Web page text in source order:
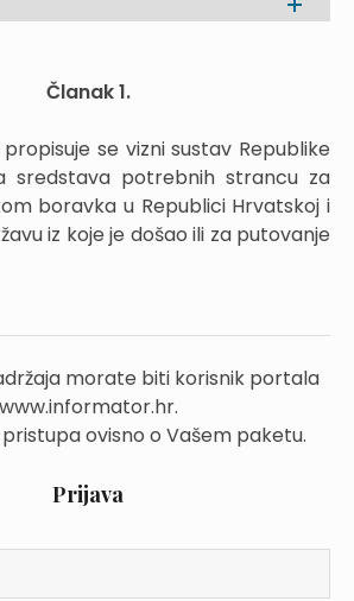
Članak 1.
se vizni sustav Republike
sredstava potrebnih strancu za
boravka u Republici Hrvatskoj i
iz koje je došao ili za putovanje
morate biti korisnik portala
www.informator.hr.
ovisno o Vašem paketu.
Prijava